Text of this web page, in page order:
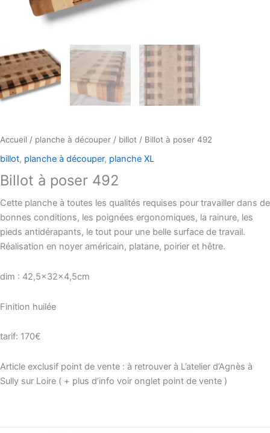
Accueil / planche à découper / billot / Billot à poser 492
billot, planche à découper, planche XL
Billot à poser 492
Cette planche à toutes les qualités requises pour travailler dans de
bonnes conditions, les poignées ergonomiques, la rainure, les
pieds antidérapants, le tout pour une belle surface de travail.
Réalisation en noyer américain, platane, poirier et hêtre.
dim : 42,5x32x4,5cm
Finition huilée
tarif: 170€
Article exclusif point de vente : à retrouver à L’atelier d’Agnès à
Sully sur Loire ( + plus d’info voir onglet point de vente )